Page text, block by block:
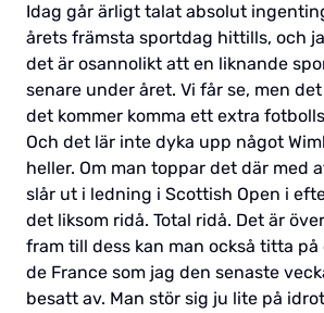
Idag går ärligt talat absolut
årets främsta sportdag hittills, och
det är osannolikt att en liknande
senare under året. Vi får se, men
det kommer komma ett extra
Och det lär inte dyka upp något
heller. Om man toppar det där med
slår ut i ledning i Scottish Open i
det liksom ridå. Total ridå. Det är
fram till dess kan man också titta på
de France som jag den senaste
besatt av. Man stör sig ju lite på